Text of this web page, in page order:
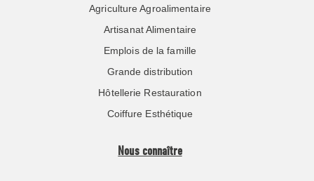
Agriculture Agroalimentaire
Artisanat Alimentaire
Emplois de la famille
Grande distribution
Hôtellerie Restauration
Coiffure Esthétique
Nous connaître